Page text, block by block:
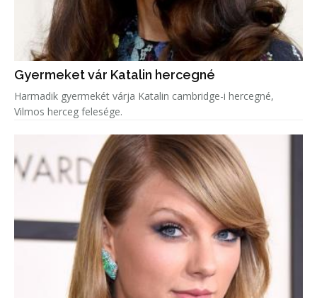
Gyermeket vár Katalin hercegné
Harmadik gyermekét várja Katalin cambridge-i hercegné,
Vilmos herceg felesége.